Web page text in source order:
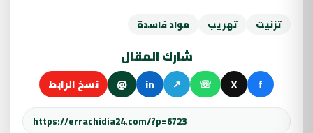
تزنيت تهريب مواد فاسدة
شارك المقال
f
X
☏
↗
in
@ نسخ الرابط